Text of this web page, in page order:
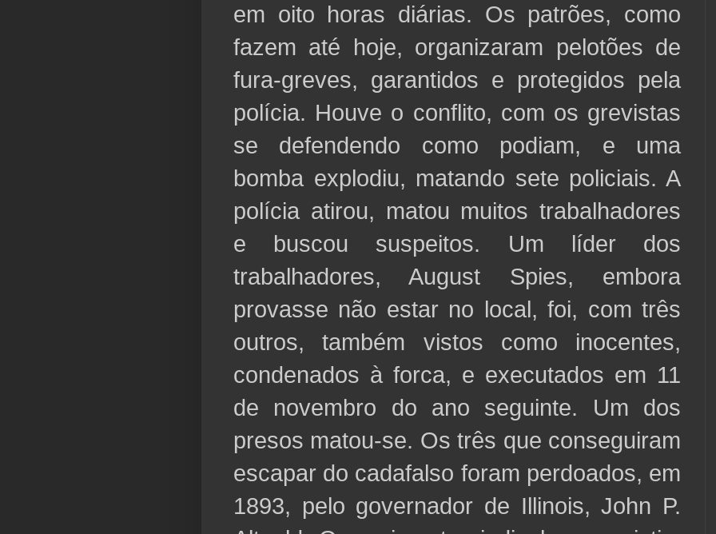
em oito horas diárias. Os patrões, como
fazem até hoje, organizaram pelotões de
fura-greves, garantidos e protegidos pela
polícia. Houve o conflito, com os grevistas
se defendendo como podiam, e uma
bomba explodiu, matando sete policiais. A
polícia atirou, matou muitos trabalhadores
e buscou suspeitos. Um líder dos
trabalhadores, August Spies, embora
provasse não estar no local, foi, com três
outros, também vistos como inocentes,
condenados à forca, e executados em 11
de novembro do ano seguinte. Um dos
presos matou-se. Os três que conseguiram
escapar do cadafalso foram perdoados, em
1893, pelo governador de Illinois, John P.